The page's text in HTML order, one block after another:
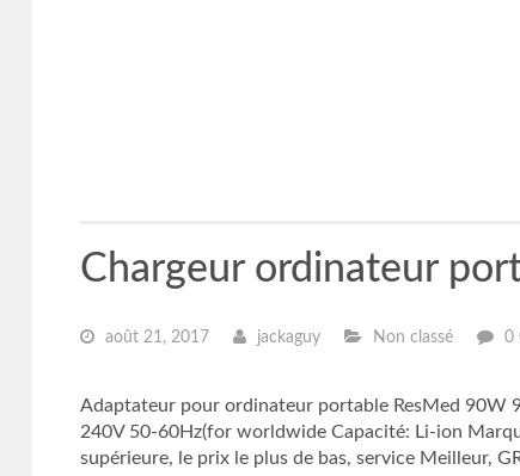
Chargeur ordinateur
août 21, 2017 jackaguy Non classé 0
Adaptateur pour ordinateur portable ResMed 90W
240V 50-60Hz(for worldwide Capacité: Li-ion
supérieure, le prix le plus de bas, service Meilleur,